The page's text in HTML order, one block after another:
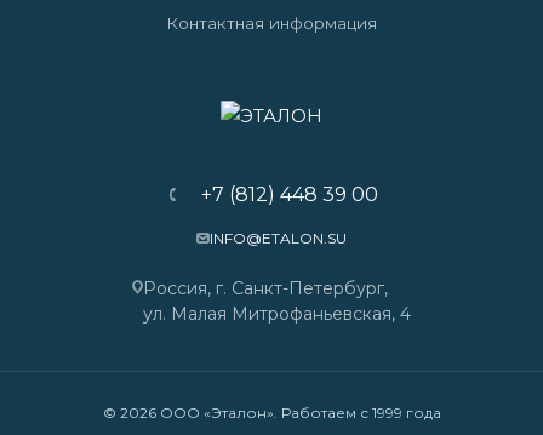
Контактная информация
+7 (812) 448 39 00
INFO@ETALON.SU
Россия, г. Санкт-Петербург,
ул. Малая Митрофаньевская, 4
© 2026 ООО «Эталон». Работаем с 1999 года